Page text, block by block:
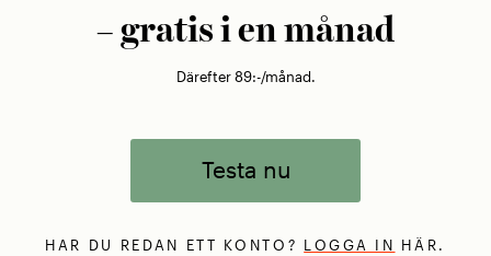
– gratis i en månad
Därefter 89:-/månad.
Testa nu
HAR DU REDAN ETT KONTO? LOGGA IN HÄR.